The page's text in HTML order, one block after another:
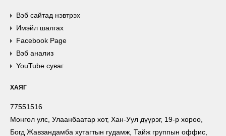
Вэб сайтад нэвтрэх
Имэйл шалгах
Facebook Page
Вэб анализ
YouTube суваг
ХАЯГ
77551516
Монгол улс, Улаанбаатар хот, Хан-Уул дүүрэг, 19-р хороо,
Богд Жавзандамба хутагтын гудамж, Тайж группын оффис,